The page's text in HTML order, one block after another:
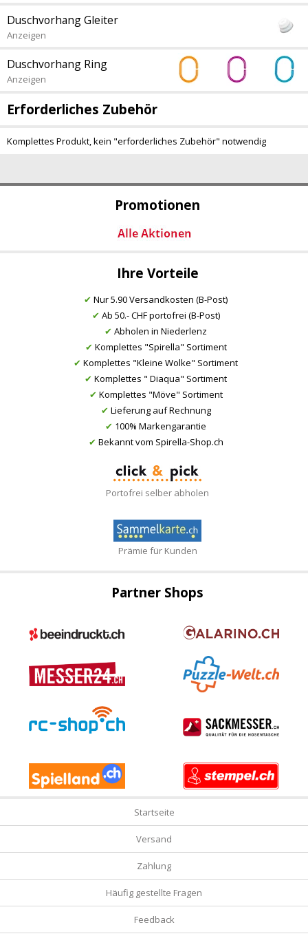
Promotionen
Ihre Vorteile
✔ Nur 5.90 Versandkosten (B-Post)
✔ Ab 50.- CHF portofrei (B-Post)
✔ Abholen in Niederlenz
✔ Komplettes "Spirella" Sortiment
✔ Komplettes "Kleine Wolke" Sortiment
✔ Komplettes " Diaqua" Sortiment
✔ Komplettes "Möve" Sortiment
✔ Lieferung auf Rechnung
✔ 100% Markengarantie
✔ Bekannt vom Spirella-Shop.ch
Portofrei selber abholen
Prämie für Kunden
Duschvorhang Gleiter
Anzeigen
Duschvorhang Ring
Anzeigen
Erforderliches Zubehör
Komplettes Produkt, kein "erforderliches Zubehör" notwendig
Partner Shops
Startseite
Versand
Zahlung
Häufig gestellte Fragen
Feedback